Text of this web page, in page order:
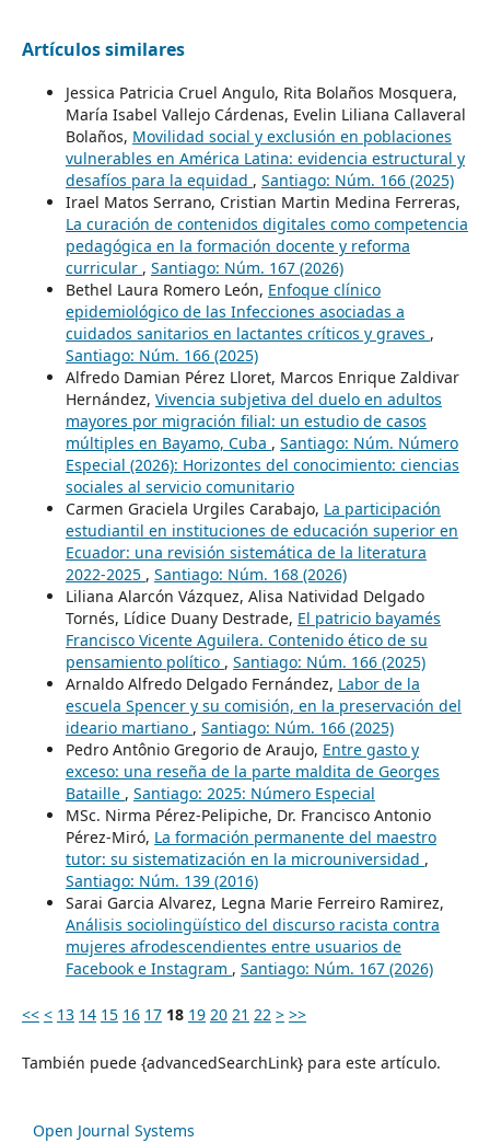
Artículos similares
Jessica Patricia Cruel Angulo, Rita Bolaños Mosquera,
María Isabel Vallejo Cárdenas, Evelin Liliana Callaveral
Bolaños, Movilidad social y exclusión en poblaciones
vulnerables en América Latina: evidencia estructural y
desafíos para la equidad , Santiago: Núm. 166 (2025)
Irael Matos Serrano, Cristian Martin Medina Ferreras,
La curación de contenidos digitales como competencia
pedagógica en la formación docente y reforma
curricular , Santiago: Núm. 167 (2026)
Bethel Laura Romero León, Enfoque clínico
epidemiológico de las Infecciones asociadas a
cuidados sanitarios en lactantes críticos y graves ,
Santiago: Núm. 166 (2025)
Alfredo Damian Pérez Lloret, Marcos Enrique Zaldivar
Hernández, Vivencia subjetiva del duelo en adultos
mayores por migración filial: un estudio de casos
múltiples en Bayamo, Cuba , Santiago: Núm. Número
Especial (2026): Horizontes del conocimiento: ciencias
sociales al servicio comunitario
Carmen Graciela Urgiles Carabajo, La participación
estudiantil en instituciones de educación superior en
Ecuador: una revisión sistemática de la literatura
2022-2025 , Santiago: Núm. 168 (2026)
Liliana Alarcón Vázquez, Alisa Natividad Delgado
Tornés, Lídice Duany Destrade, El patricio bayamés
Francisco Vicente Aguilera. Contenido ético de su
pensamiento político , Santiago: Núm. 166 (2025)
Arnaldo Alfredo Delgado Fernández, Labor de la
escuela Spencer y su comisión, en la preservación del
ideario martiano , Santiago: Núm. 166 (2025)
Pedro Antônio Gregorio de Araujo, Entre gasto y
exceso: una reseña de la parte maldita de Georges
Bataille , Santiago: 2025: Número Especial
MSc. Nirma Pérez-Pelipiche, Dr. Francisco Antonio
Pérez-Miró, La formación permanente del maestro
tutor: su sistematización en la microuniversidad ,
Santiago: Núm. 139 (2016)
Sarai Garcia Alvarez, Legna Marie Ferreiro Ramirez,
Análisis sociolingüístico del discurso racista contra
mujeres afrodescendientes entre usuarios de
Facebook e Instagram , Santiago: Núm. 167 (2026)
<< < 13 14 15 16 17 18 19 20 21 22 > >>
También puede {advancedSearchLink} para este artículo.
Open Journal Systems